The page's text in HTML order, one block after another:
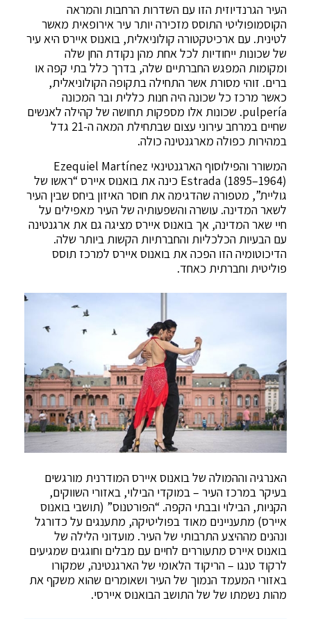
העיר הגרנדיוזית הזו עם השדרות הרחבות והמראה
הקוסמופוליטי התוסס מזכירה יותר עיר אירופאית מאשר
לטינית. עם ארכיטקטורה קולוניאלית, בואנוס איירס היא עיר
של שכונות ייחודיות לכל אחת מהן נקודת החן שלה
ומקומות המפגש החברתיים שלה, בדרך כלל בתי קפה או
ברים. זוהי מסורת אשר התחילה בתקופה הקולוניאלית,
כאשר מרכז כל שכונה היה חנות כללית ובר המכונה
pulpería. שכונות אלו מספקות תחושה של קהילה לאנשים
שחיים במרחב עירוני עצום שבתחילת המאה ה-21 גדל
במהירות כפולה מארגנטינה כולה.
המשורר והפילוסוף הארגנטינאי Ezequiel Martínez
Estrada (1895–1964) כינה את בואנוס איירס “ראשו של
גוליית”, מטפורה שהדגימה את חוסר האיזון ביחס שבין העיר
לשאר המדינה. עושרה והשפעותיה של העיר מאפילים על
חיי שאר המדינה, אך בואנוס איירס מציגה גם את ארגנטינה
עם הבעיות הכלכליות והחברתיות הקשות ביותר שלה.
הדיכוטומיה הזו הפכה את בואנוס איירס למרכז תוסס
פוליטית וחברתית כאחד.
האנרגיה וההמולה של בואנוס איירס המודרנית מורגשים
בעיקר במרכז העיר – במוקדי הבילוי, באזורי השווקים,
הקניות, הבילוי ובבתי הקפה. “הפורטנוס” (תושבי בואנוס
איירס) מתעניינים מאוד בפוליטיקה, מתענגים על כדורגל
ונהנים מההיצע התרבותי של העיר. מועדוני הלילה של
בואנוס איירס מתעוררים לחיים עם מבלים וחוגגים שמגיעים
לרקוד טנגו – הריקוד הלאומי של הארגנטינה, שמקורו
באזורי המעמד הנמוך של העיר ושאומרים שהוא משקף את
מהות נשמתו של של התושב הבואנוס איירסי.